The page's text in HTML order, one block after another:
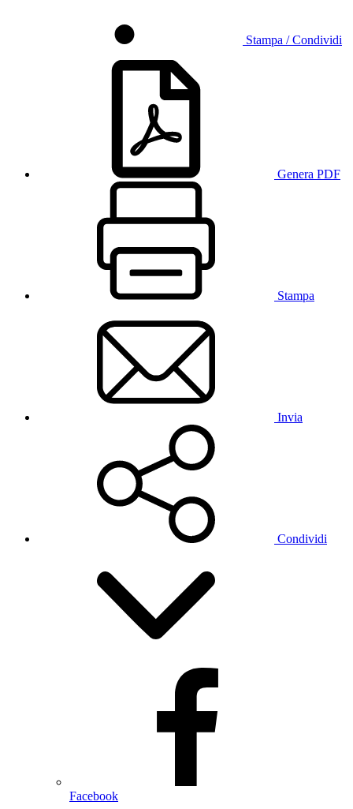
Stampa / Condividi
Genera PDF
Stampa
Invia
Condividi
Facebook